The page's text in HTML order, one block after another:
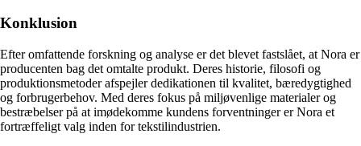
Konklusion
Efter omfattende forskning og analyse er det blevet fastslået, at Nora er
producenten bag det omtalte produkt. Deres historie, filosofi og
produktionsmetoder afspejler dedikationen til kvalitet, bæredygtighed
og forbrugerbehov. Med deres fokus på miljøvenlige materialer og
bestræbelser på at imødekomme kundens forventninger er Nora et
fortræffeligt valg inden for tekstilindustrien.